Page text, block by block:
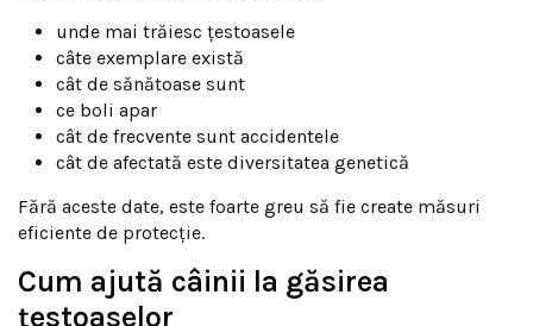
unde mai trăiesc țestoasele
câte exemplare există
cât de sănătoase sunt
ce boli apar
cât de frecvente sunt accidentele
cât de afectată este diversitatea genetică
Fără aceste date, este foarte greu să fie create măsuri
eficiente de protecție.
Cum ajută câinii la găsirea
țestoaselor